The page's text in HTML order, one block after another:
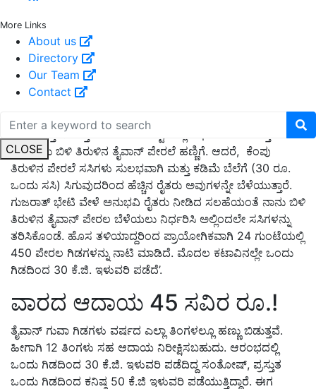
More Links
About us
Directory
Our Team
Contact
CLOSE
ಬೆಳೆಯುತ್ತಾರೆ. ವಾಸ್ತವವಾಗಿ ಮಾರುಕಟ್ಟೆಯಲ್ಲಿ ಅಧಿಕ ಬೇಡಿಕೆ ಮತ್ತು ಬೆಲೆ
ಇರುವುದು ಬಿಳಿ ತಿರುಳಿನ ತೈವಾನ್ ಪೇರಲೆ ಹಣ್ಣಿಗೆ. ಆದರೆ, ಕೆಂಪು
ತಿರುಳಿನ ಪೇರಲೆ ಸಸಿಗಳು ಸುಲಭವಾಗಿ ಮತ್ತು ಕಡಿಮೆ ಬೆಲೆಗೆ (30 ರೂ.
ಒಂದು ಸಸಿ) ಸಿಗುವುದರಿಂದ ಹೆಚ್ಚಿನ ರೈತರು ಅವುಗಳನ್ನೇ ಬೆಳೆಯುತ್ತಾರೆ.
ಗುಜರಾತ್ ಭೇಟಿ ವೇಳೆ ಅನುಭವಿ ರೈತರು ನೀಡಿದ ಸಲಹೆಯಂತೆ ನಾನು ಬಿಳಿ
ತಿರುಳಿನ ತೈವಾನ್ ಪೇರಲ ಬೆಳೆಯಲು ನಿರ್ಧರಿಸಿ ಅಲ್ಲಿಂದಲೇ ಸಸಿಗಳನ್ನು
ತರಿಸಿಕೊಂಡೆ. ಹೊಸ ತಳಿಯಾದ್ದರಿಂದ ಪ್ರಾಯೋಗಿಕವಾಗಿ 24 ಗುಂಟೆಯಲ್ಲಿ
450 ಪೇರಲ ಗಿಡಗಳನ್ನು ನಾಟಿ ಮಾಡಿದೆ. ಮೊದಲ ಕಟಾವಿನಲ್ಲೇ ಒಂದು
ಗಿಡದಿಂದ 30 ಕೆ.ಜಿ. ಇಳುವರಿ ಪಡೆದೆ’.
ವಾರದ ಆದಾಯ 45 ಸವಿರ ರೂ.!
ತೈವಾನ್ ಗುವಾ ಗಿಡಗಳು ವರ್ಷದ ಎಲ್ಲಾ ತಿಂಗಳಲ್ಲೂ ಹಣ್ಣು ಬಿಡುತ್ತವೆ.
ಹೀಗಾಗಿ 12 ತಿಂಗಳು ಸಹ ಆದಾಯ ನಿರೀಕ್ಷಿಸಬಹುದು. ಆರಂಭದಲ್ಲಿ
ಒಂದು ಗಿಡದಿಂದ 30 ಕೆ.ಜಿ. ಇಳುವರಿ ಪಡೆದಿದ್ದ ಸಂತೋಷ್, ಪ್ರಸ್ತುತ
ಒಂದು ಗಿಡದಿಂದ ಕನಿಷ್ಠ 50 ಕೆ.ಜಿ ಇಳುವರಿ ಪಡೆಯುತ್ತಿದ್ದಾರೆ. ಈಗ